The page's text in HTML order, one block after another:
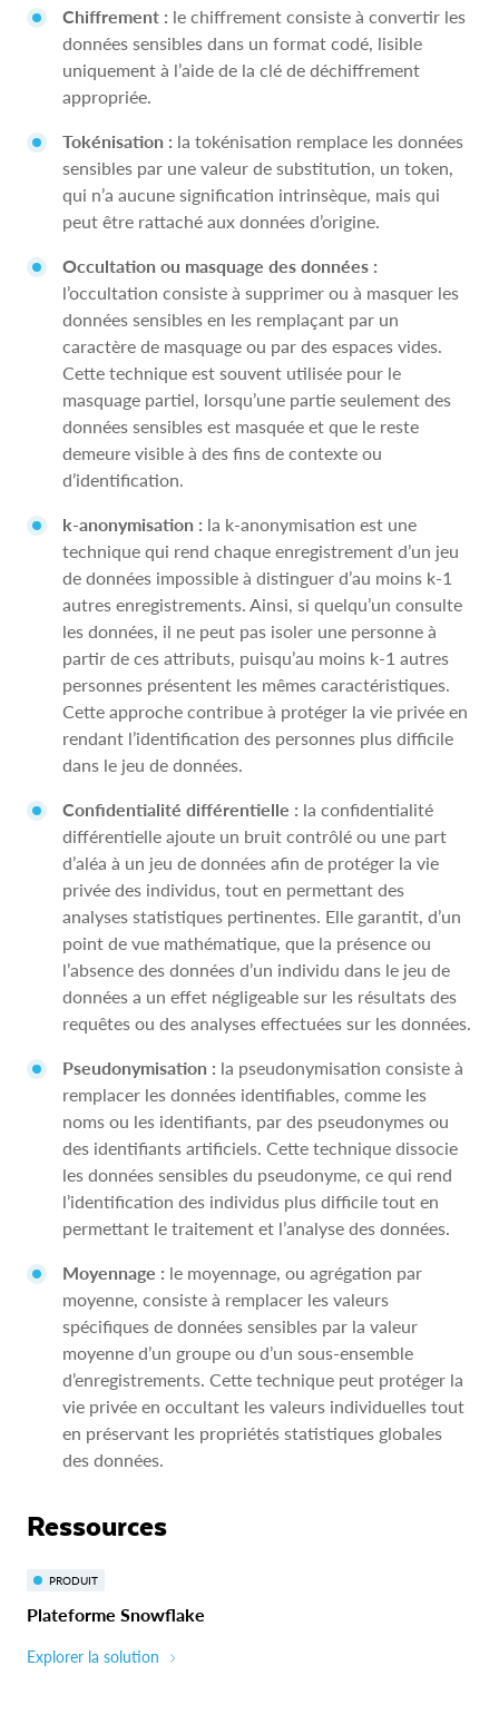
Chiffrement : le chiffrement consiste à convertir les
données sensibles dans un format codé, lisible
uniquement à l’aide de la clé de déchiffrement
appropriée.
Tokénisation : la tokénisation remplace les données
sensibles par une valeur de substitution, un token,
qui n’a aucune signification intrinsèque, mais qui
peut être rattaché aux données d’origine.
Occultation ou masquage des données :
l’occultation consiste à supprimer ou à masquer les
données sensibles en les remplaçant par un
caractère de masquage ou par des espaces vides.
Cette technique est souvent utilisée pour le
masquage partiel, lorsqu’une partie seulement des
données sensibles est masquée et que le reste
demeure visible à des fins de contexte ou
d’identification.
k-anonymisation : la k-anonymisation est une
technique qui rend chaque enregistrement d’un jeu
de données impossible à distinguer d’au moins k-1
autres enregistrements. Ainsi, si quelqu’un consulte
les données, il ne peut pas isoler une personne à
partir de ces attributs, puisqu’au moins k-1 autres
personnes présentent les mêmes caractéristiques.
Cette approche contribue à protéger la vie privée en
rendant l’identification des personnes plus difficile
dans le jeu de données.
Confidentialité différentielle : la confidentialité
différentielle ajoute un bruit contrôlé ou une part
d’aléa à un jeu de données afin de protéger la vie
privée des individus, tout en permettant des
analyses statistiques pertinentes. Elle garantit, d’un
point de vue mathématique, que la présence ou
l’absence des données d’un individu dans le jeu de
données a un effet négligeable sur les résultats des
requêtes ou des analyses effectuées sur les données.
Pseudonymisation : la pseudonymisation consiste à
remplacer les données identifiables, comme les
noms ou les identifiants, par des pseudonymes ou
des identifiants artificiels. Cette technique dissocie
les données sensibles du pseudonyme, ce qui rend
l’identification des individus plus difficile tout en
permettant le traitement et l’analyse des données.
Moyennage : le moyennage, ou agrégation par
moyenne, consiste à remplacer les valeurs
spécifiques de données sensibles par la valeur
moyenne d’un groupe ou d’un sous-ensemble
d’enregistrements. Cette technique peut protéger la
vie privée en occultant les valeurs individuelles tout
en préservant les propriétés statistiques globales
des données.
Ressources
PRODUIT
Plateforme Snowflake
Explorer la solution